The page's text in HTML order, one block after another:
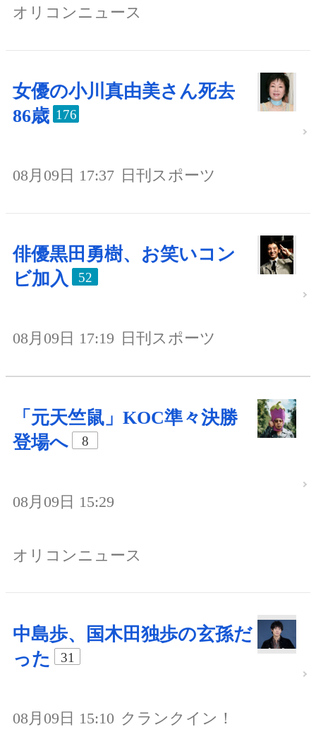
オリコンニュース
女優の小川真由美さん死去
86歳 176
08月09日 17:37 日刊スポーツ
俳優黒田勇樹、お笑いコン
ビ加入
52
08月09日 17:19 日刊スポーツ
「元天竺鼠」KOC準々決勝
登場へ
8
08月09日 15:29
オリコンニュース
中島歩、国木田独歩の玄孫だ
った
31
08月09日 15:10 クランクイン！